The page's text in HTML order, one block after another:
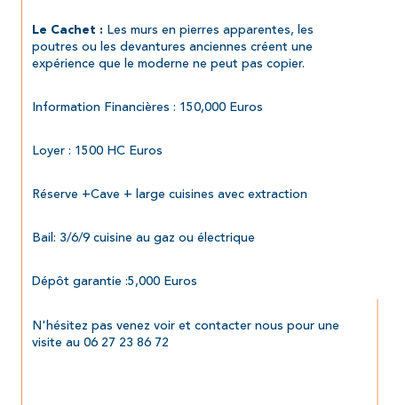
Le Cachet : Les murs en pierres apparentes, les
poutres ou les devantures anciennes créent une
expérience que le moderne ne peut pas copier.
Information Financières : 150,000 Euros
Loyer : 1500 HC Euros
Réserve +Cave + large cuisines avec extraction
Bail: 3/6/9 cuisine au gaz ou électrique
Dépôt garantie :5,000 Euros
N'hésitez pas venez voir et contacter nous pour une
visite au 06 27 23 86 72